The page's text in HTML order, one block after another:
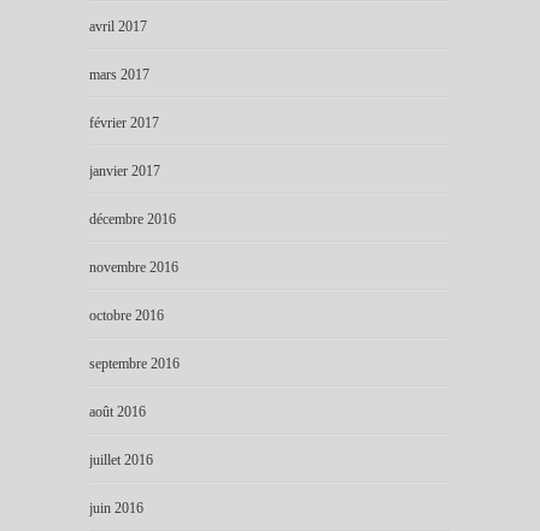
avril 2017
mars 2017
février 2017
janvier 2017
décembre 2016
novembre 2016
octobre 2016
septembre 2016
août 2016
juillet 2016
juin 2016